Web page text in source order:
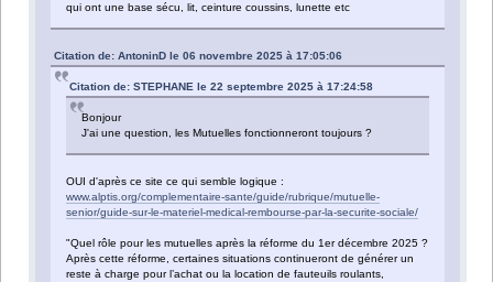
qui ont une base sécu, lit, ceinture coussins, lunette etc
Citation de: AntoninD le 06 novembre 2025 à 17:05:06
Citation de: STEPHANE le 22 septembre 2025 à 17:24:58
Bonjour
J'ai une question, les Mutuelles fonctionneront toujours ?
OUI d'après ce site ce qui semble logique :
www.alptis.org/complementaire-sante/guide/rubrique/mutuelle-
senior/guide-sur-le-materiel-medical-rembourse-par-la-securite-sociale/
"Quel rôle pour les mutuelles après la réforme du 1er décembre 2025 ?
Après cette réforme, certaines situations continueront de générer un
reste à charge pour l’achat ou la location de fauteuils roulants,